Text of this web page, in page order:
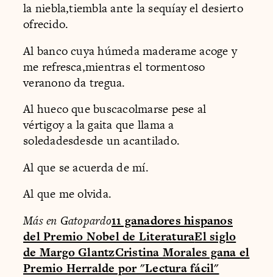
la niebla,tiembla ante la sequíay el desierto
ofrecido.
Al banco cuya húmeda maderame acoge y
me refresca,mientras el tormentoso
veranono da tregua.
Al hueco que buscacolmarse pese al
vértigoy a la gaita que llama a
soledadesdesde un acantilado.
Al que se acuerda de mí.
Al que me olvida.
Más en Gatopardo11 ganadores hispanos
del Premio Nobel de LiteraturaEl siglo
de Margo GlantzCristina Morales gana el
Premio Herralde por "Lectura fácil"